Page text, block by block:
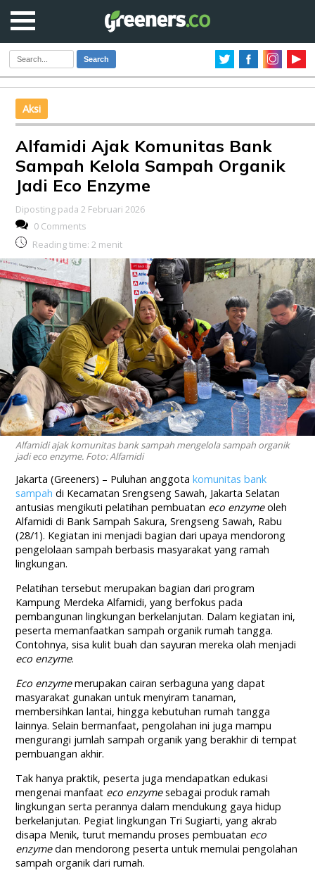
Search
Aksi
Alfamidi Ajak Komunitas Bank
Sampah Kelola Sampah Organik
Jadi Eco Enzyme
Diposting pada 2 Februari 2026
0 Comments
Reading time: 2 menit
Alfamidi ajak komunitas bank sampah mengelola sampah organik
jadi eco enzyme. Foto: Alfamidi
Jakarta (Greeners) – Puluhan anggotakomunitas bank
sampah di Kecamatan Srengseng Sawah, Jakarta Selatan
antusias mengikuti pelatihan pembuatan eco enzymeoleh
Alfamidi di Bank Sampah Sakura, Srengseng Sawah, Rabu
(28/1). Kegiatan ini menjadi bagian dari upaya mendorong
pengelolaan sampah berbasis masyarakat yang ramah
lingkungan.
Pelatihan tersebut merupakan bagian dari program
Kampung Merdeka Alfamidi, yang berfokus pada
pembangunan lingkungan berkelanjutan. Dalam kegiatan ini,
peserta memanfaatkan sampah organik rumah tangga.
Contohnya, sisa kulit buah dan sayuran mereka olah menjadi
eco enzyme.
Eco enzymemerupakan cairan serbaguna yang dapat
masyarakat gunakan untuk menyiram tanaman,
membersihkan lantai, hingga kebutuhan rumah tangga
lainnya. Selain bermanfaat, pengolahan ini juga mampu
mengurangi jumlah sampah organik yang berakhir di tempat
pembuangan akhir.
Tak hanya praktik, peserta juga mendapatkan edukasi
mengenai manfaat eco enzymesebagai produk ramah
lingkungan serta perannya dalam mendukung gaya hidup
berkelanjutan. Pegiat lingkungan Tri Sugiarti, yang akrab
disapa Menik, turut memandu proses pembuatan eco
enzymedan mendorong peserta untuk memulai pengolahan
sampah organik dari rumah.